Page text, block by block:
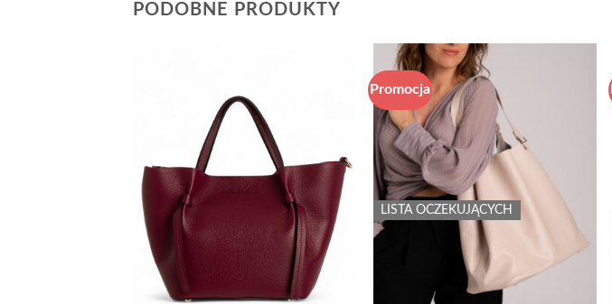
PODOBNE PRODUKTY
Promocja
LISTA OCZEKUJĄCYCH